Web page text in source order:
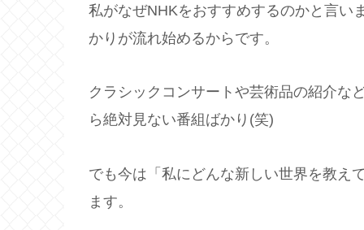
私がなぜNHKをおすすめするのかと言い
かりが流れ始めるからです。
クラシックコンサートや芸術品の紹介な
ら絶対見ない番組ばかり(笑)
でも今は「私にどんな新しい世界を教え
ます。